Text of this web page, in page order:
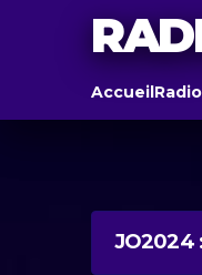
Accueil
JO2024